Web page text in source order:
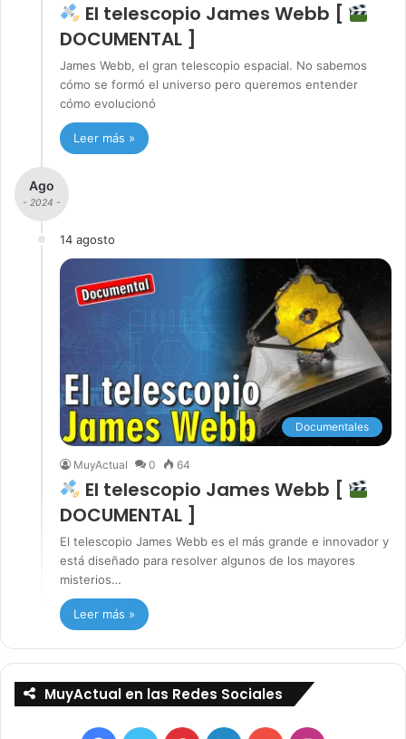
El telescopio James Webb [
DOCUMENTAL ]
James Webb, el gran telescopio espacial. No sabemos
cómo se formó el universo pero queremos entender
cómo evolucionó
Leer más »
Ago
- 2024 -
14 agosto
Documentales
MuyActual 0 64
El telescopio James Webb [
DOCUMENTAL ]
El telescopio James Webb es el más grande e innovador y
está diseñado para resolver algunos de los mayores
misterios…
Leer más »
MuyActual en las Redes Sociales